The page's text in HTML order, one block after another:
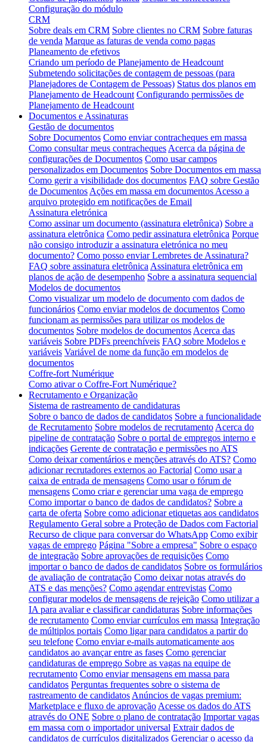
Configuração do módulo
CRM
Sobre deals em CRM Sobre clientes no CRM Sobre faturas
de venda Marque as faturas de venda como pagas
Planeamento de efetivos
Criando um período de Planejamento de Headcount
Submetendo solicitações de contagem de pessoas (para
Planejadores de Contagem de Pessoas) Status dos planos em
Planejamento de Headcount Configurando permissões de
Planejamento de Headcount
Documentos e Assinaturas
Gestão de documentos
Sobre Documentos Como enviar contracheques em massa
Como consultar meus contracheques Acerca da página de
configurações de Documentos Como usar campos
personalizados em Documentos Sobre Documentos em massa
Como gerir a visibilidade dos documentos FAQ sobre Gestão
de Documentos Ações em massa em documentos Acesso a
arquivo protegido em notificações de Email
Assinatura eletrónica
Como assinar um documento (assinatura eletrônica) Sobre a
assinatura eletrônica Como pedir assinatura eletrônica Porque
não consigo introduzir a assinatura eletrónica no meu
documento? Como posso enviar Lembretes de Assinatura?
FAQ sobre assinatura eletrônica Assinatura eletrônica em
planos de ação de desempenho Sobre a assinatura sequencial
Modelos de documentos
Como visualizar um modelo de documento com dados de
funcionários Como enviar modelos de documentos Como
funcionam as permissões para utilizar os modelos de
documentos Sobre modelos de documentos Acerca das
variáveis Sobre PDFs preenchíveis FAQ sobre Modelos e
variáveis Variável de nome da função em modelos de
documentos
Coffre-fort Numérique
Como ativar o Coffre-Fort Numérique?
Recrutamento e Organização
Sistema de rastreamento de candidaturas
Sobre o banco de dados de candidatos Sobre a funcionalidade
de Recrutamento Sobre modelos de recrutamento Acerca do
pipeline de contratação Sobre o portal de empregos interno e
indicações Gerente de contratação e permissões no ATS
Como deixar comentários e menções através do ATS? Como
adicionar recrutadores externos ao Factorial Como usar a
caixa de entrada de mensagens Como usar o fórum de
mensagens Como criar e gerenciar uma vaga de emprego
Como importar o banco de dados de candidatos? Sobre a
carta de oferta Sobre como adicionar etiquetas aos candidatos
Regulamento Geral sobre a Proteção de Dados com Factorial
Recurso de clique para conversar do WhatsApp Como exibir
vagas de emprego Página "Sobre a empresa" Sobre o espaço
de integração Sobre aprovações de requisições Como
importar o banco de dados de candidatos Sobre os formulários
de avaliação de contratação Como deixar notas através do
ATS e das menções? Como agendar entrevistas Como
configurar modelos de mensagens de rejeição Como utilizar a
IA para avaliar e classificar candidaturas Sobre informações
de recrutamento Como enviar currículos em massa Integração
de múltiplos portais Como ligar para candidatos a partir do
seu telefone Como enviar e-mails automaticamente aos
candidatos ao avançar entre as fases Como gerenciar
candidaturas de emprego Sobre as vagas na equipe de
recrutamento Como enviar mensagens em massa para
candidatos Perguntas frequentes sobre o sistema de
rastreamento de candidatos Anúncios de vagas premium:
Marketplace e fluxo de aprovação Acesse os dados do ATS
através do ONE Sobre o plano de contratação Importar vagas
em massa com o importador universal Extrair dados de
candidatos de currículos digitalizados Gerenciar o acesso da